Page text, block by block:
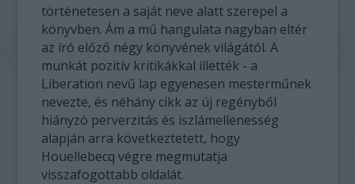
történetesen a saját neve alatt szerepel a
könyvben. Ám a mű hangulata nagyban eltér
az író előző négy könyvének világától. A
munkát pozitív kritikákkal illették - a
Liberation nevű lap egyenesen mesterműnek
nevezte, és néhány cikk az új regényből
hiányzó perverzitás és iszlámellenesség
alapján arra következtetett, hogy
Houellebecq végre megmutatja
visszafogottabb oldalát.